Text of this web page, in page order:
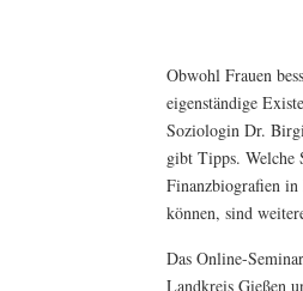
Obwohl Frauen
eigenständige
Soziologin Dr.
gibt Tipps. Welche
Finanzbiografien in
können, sind
Das Online-
Landkreis Gießen